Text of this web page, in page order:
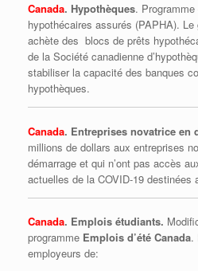
Canada. Hypothèques. Programme
hypothécaires assurés (PAPHA). Le
achète des blocs de prêts
de la Société canadienne
stabiliser la capacité des banques
hypothèques.
Canada. Entreprises novatrice en
millions de dollars aux entreprises
démarrage et qui n’ont pas accès
actuelles de la COVID-19 destinées
Canada. Emplois étudiants.
programme Emplois d’été Canada.
employeurs de: